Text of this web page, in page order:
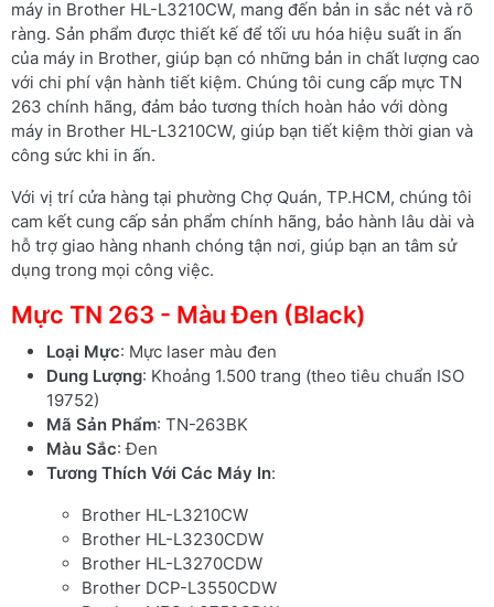
máy in Brother HL-L3210CW, mang đến bản in sắc nét và rõ
ràng. Sản phẩm được thiết kế để tối ưu hóa hiệu suất in ấn
của máy in Brother, giúp bạn có những bản in chất lượng cao
với chi phí vận hành tiết kiệm. Chúng tôi cung cấp mực TN
263 chính hãng, đảm bảo tương thích hoàn hảo với dòng
máy in Brother HL-L3210CW, giúp bạn tiết kiệm thời gian và
công sức khi in ấn.
Với vị trí cửa hàng tại phường Chợ Quán, TP.HCM, chúng tôi
cam kết cung cấp sản phẩm chính hãng, bảo hành lâu dài và
hỗ trợ giao hàng nhanh chóng tận nơi, giúp bạn an tâm sử
dụng trong mọi công việc.
Mực TN 263 - Màu Đen (Black)
Loại Mực: Mực laser màu đen
Dung Lượng: Khoảng 1.500 trang (theo tiêu chuẩn ISO
19752)
Mã Sản Phẩm: TN-263BK
Màu Sắc: Đen
Tương Thích Với Các Máy In:
Brother HL-L3210CW
Brother HL-L3230CDW
Brother HL-L3270CDW
Brother DCP-L3550CDW